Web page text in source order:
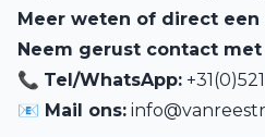
Meer weten of direct een
Neem gerust contact met
📞 Tel/WhatsApp:
📧 Mail ons: